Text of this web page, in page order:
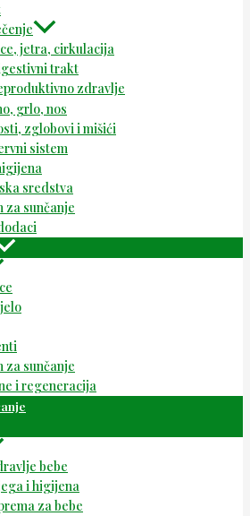
jetra, cirkulacija
trakt
zdravlje
grlo, nos
zglobovi i mišići
sistem
sredstva
za sunčanje
za sunčanje
i regeneracija
bebe
i higijena
za bebe